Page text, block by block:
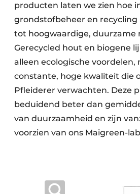
producten laten we zien hoe
grondstofbeheer en recycling
tot hoogwaardige, duurzame
Gerecycled hout en biogene
alleen ecologische voordelen,
constante, hoge kwaliteit die
Pfleiderer verwachten. Deze
beduidend beter dan
van duurzaamheid en zijn
voorzien van ons Maigreen-